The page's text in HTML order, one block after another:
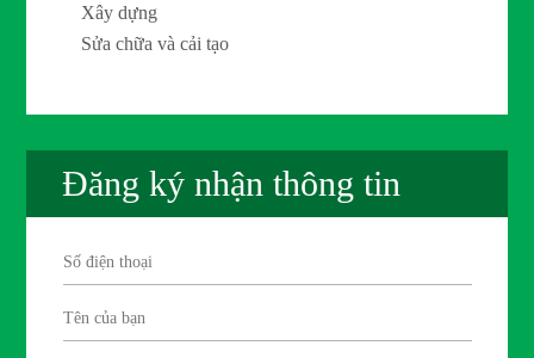
Xây dựng
Sửa chữa và cải tạo
Đăng ký nhận thông tin